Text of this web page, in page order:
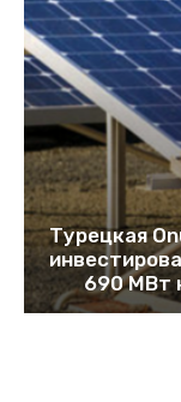
Турецкая
690 МВт